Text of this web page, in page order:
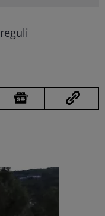
reguli